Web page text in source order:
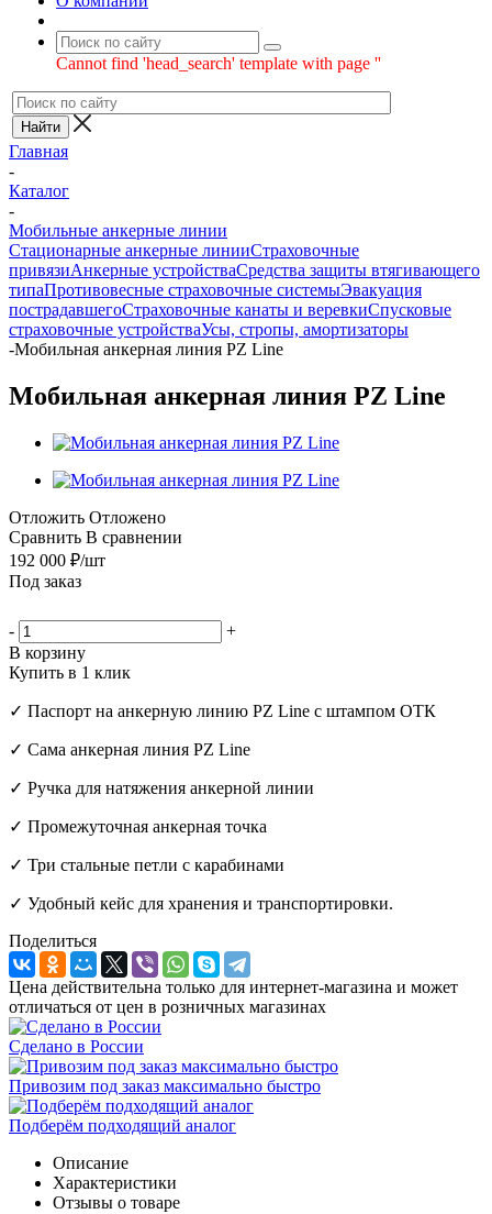
Cannot find 'head_search' template with page ''
Главная
-
Каталог
-
Мобильные анкерные линии
Стационарные анкерные линииСтраховочные
привязиАнкерные устройстваСредства защиты втягивающего
типаПротивовесные страховочные системыЭвакуация
пострадавшегоСтраховочные канаты и веревкиСпусковые
страховочные устройстваУсы, стропы, амортизаторы
-Мобильная анкерная линия PZ Line
Мобильная анкерная линия PZ Line
Отложить Отложено
Сравнить В сравнении
192 000 ₽/шт
Под заказ
-
+
В корзину
Купить в 1 клик
✓ Паспорт на анкерную линию PZ Line с штампом ОТК
✓ Сама анкерная линия PZ Line
✓ Ручка для натяжения анкерной линии
✓ Промежуточная анкерная точка
✓ Три стальные петли с карабинами
✓ Удобный кейс для хранения и транспортировки.
Поделиться
Цена действительна только для интернет-магазина и может
отличаться от цен в розничных магазинах
Сделано в России
Привозим под заказ максимально быстро
Подберём подходящий аналог
Описание
Характеристики
Отзывы о товаре